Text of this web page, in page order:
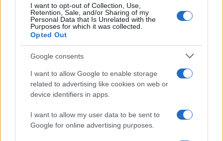
I want to opt-out of Collection, Use,
Retention, Sale, and/or Sharing of my
Personal Data that Is Unrelated with the
Purposes for which it was collected.
Opted Out
Google consents
I want to allow Google to enable storage
related to advertising like cookies on web or
device identifiers in apps.
I want to allow my user data to be sent to
Google for online advertising purposes.
nella redazione, amante del caffè lungo e del
taccuino sempre pieno.